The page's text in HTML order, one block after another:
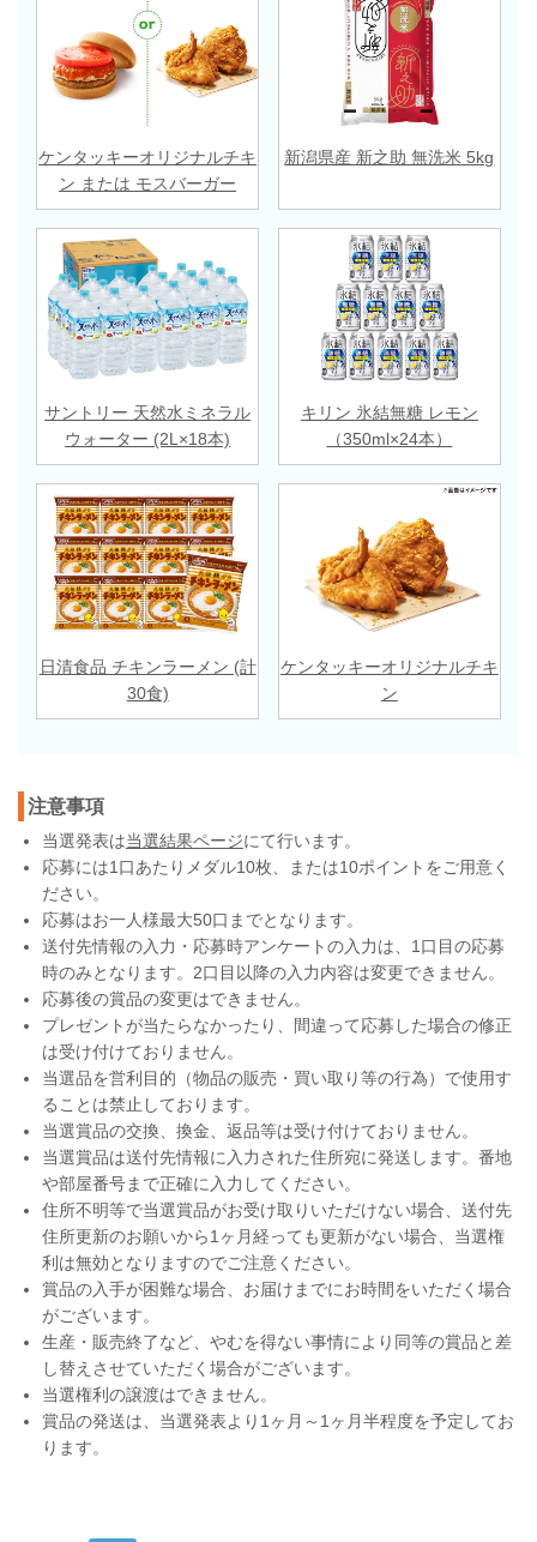
ケンタッキーオリジナルチキ
ン または モスバーガー
新潟県産 新之助 無洗米 5kg
サントリー 天然水ミネラル
ウォーター (2L×18本)
キリン 氷結無糖 レモン
（350ml×24本）
日清食品 チキンラーメン (計
30食)
ケンタッキーオリジナルチキ
ン
注意事項
当選発表は当選結果ページにて行います。
応募には1口あたりメダル10枚、または10ポイントをご用意く
ださい。
応募はお一人様最大50口までとなります。
送付先情報の入力・応募時アンケートの入力は、1口目の応募
時のみとなります。2口目以降の入力内容は変更できません。
応募後の賞品の変更はできません。
プレゼントが当たらなかったり、間違って応募した場合の修正
は受け付けておりません。
当選品を営利目的（物品の販売・買い取り等の行為）で使用す
ることは禁止しております。
当選賞品の交換、換金、返品等は受け付けておりません。
当選賞品は送付先情報に入力された住所宛に発送します。番地
や部屋番号まで正確に入力してください。
住所不明等で当選賞品がお受け取りいただけない場合、送付先
住所更新のお願いから1ヶ月経っても更新がない場合、当選権
利は無効となりますのでご注意ください。
賞品の入手が困難な場合、お届けまでにお時間をいただく場合
がございます。
生産・販売終了など、やむを得ない事情により同等の賞品と差
し替えさせていただく場合がございます。
当選権利の譲渡はできません。
賞品の発送は、当選発表より1ヶ月～1ヶ月半程度を予定してお
ります。